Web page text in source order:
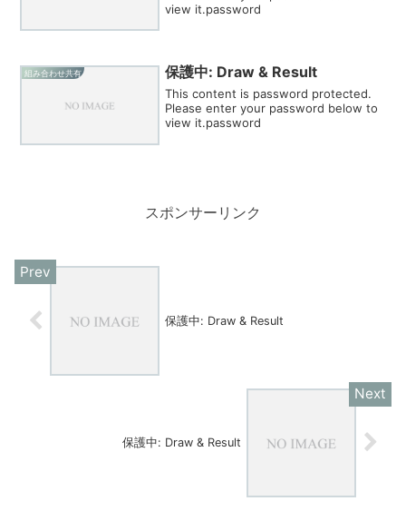
view it.password
組み合わせ共有 保護中: Draw & Result
This content is password protected.
Please enter your password below to
view it.password
スポンサーリンク
保護中: Draw & Result
保護中: Draw & Result